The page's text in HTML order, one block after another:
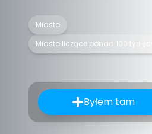
Miasto
Miasto liczące ponad 100
Byłem tam